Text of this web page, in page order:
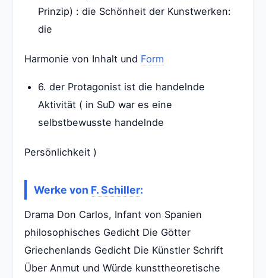
Prinzip) : die Schönheit der Kunstwerken:
die
Harmonie von Inhalt und Form
6. der Protagonist ist die handelnde
Aktivität ( in SuD war es eine
selbstbewusste handelnde
Persönlichkeit )
Werke von F. Schiller:
Drama Don Carlos, Infant von Spanien
philosophisches Gedicht Die Götter
Griechenlands Gedicht Die Künstler Schrift
Über Anmut und Würde kunsttheoretische